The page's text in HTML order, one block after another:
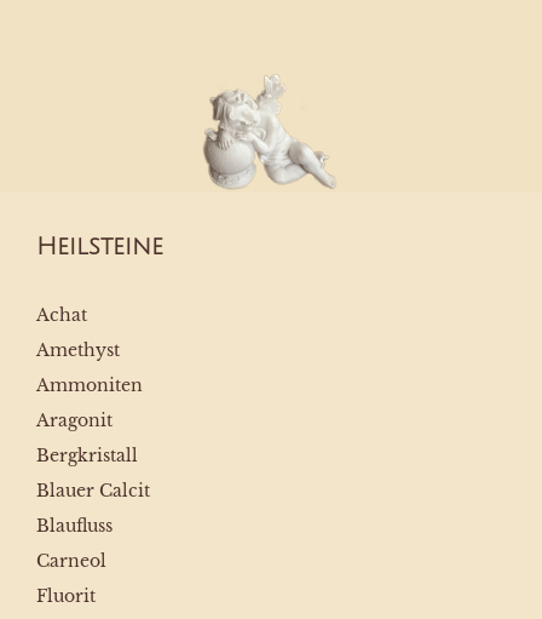
Heilsteine
Achat
Amethyst
Ammoniten
Aragonit
Bergkristall
Blauer Calcit
Blaufluss
Carneol
Fluorit